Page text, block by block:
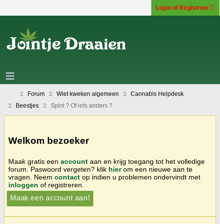
Login of Registreer
Forum Wiet kweken algemeen
Cannabis Helpdesk
Beestjes
Spint ? Of iets anders ?
Welkom bezoeker
Maak gratis een account aan en krijg toegang tot het volledige
forum. Paswoord vergeten? klik hierom een nieuwe aan te
vragen. Neem contact op indien u problemen ondervindt met
inloggen of registreren.
Maak een account aan!